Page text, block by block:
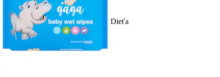
Dieťa